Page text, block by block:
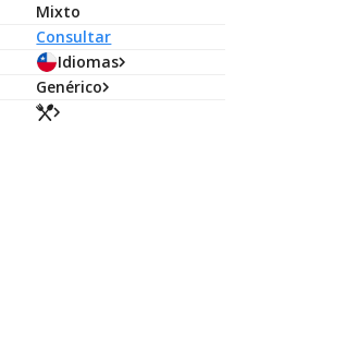
Mixto
Consultar
Idiomas
Genérico